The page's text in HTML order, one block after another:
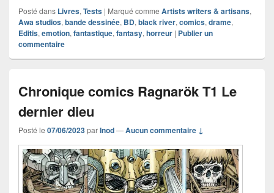
Posté dans Livres, Tests | Marqué comme Artists writers & artisans,
Awa studios, bande dessinée, BD, black river, comics, drame,
Editis, emotion, fantastique, fantasy, horreur | Publier un
commentaire
Chronique comics Ragnarök T1 Le
dernier dieu
Posté le 07/06/2023parInod—Aucun commentaire ↓